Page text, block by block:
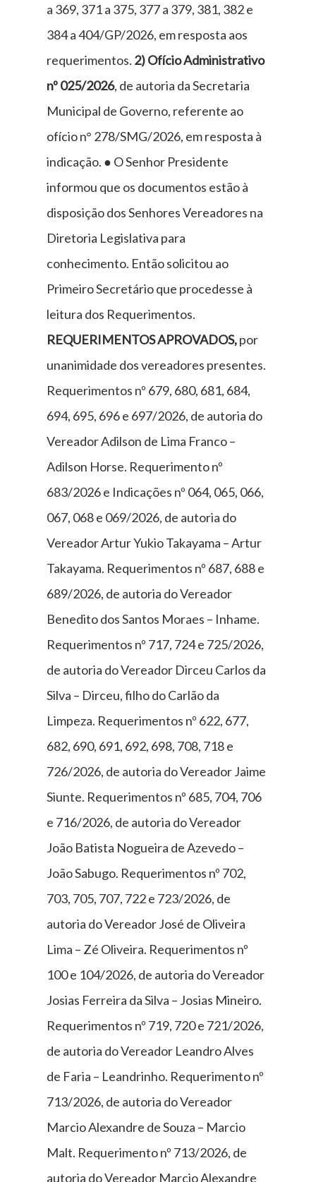
a 369, 371 a 375, 377 a 379, 381, 382 e
384 a 404/GP/2026, em resposta aos
requerimentos. 2) Ofício Administrativo
nº 025/2026, de autoria da Secretaria
Municipal de Governo, referente ao
ofício n° 278/SMG/2026, em resposta à
indicação. ● O Senhor Presidente
informou que os documentos estão à
disposição dos Senhores Vereadores na
Diretoria Legislativa para
conhecimento. Então solicitou ao
Primeiro Secretário que procedesse à
leitura dos Requerimentos.
REQUERIMENTOS APROVADOS,por
unanimidade dos vereadores presentes.
Requerimentos nº 679, 680, 681, 684,
694, 695, 696 e 697/2026, de autoria do
Vereador Adilson de Lima Franco –
Adilson Horse. Requerimento nº
683/2026 e Indicações nº 064, 065, 066,
067, 068 e 069/2026, de autoria do
Vereador Artur Yukio Takayama – Artur
Takayama. Requerimentos nº 687, 688 e
689/2026, de autoria do Vereador
Benedito dos Santos Moraes – Inhame.
Requerimentos nº 717, 724 e 725/2026,
de autoria do Vereador Dirceu Carlos da
Silva – Dirceu, filho do Carlão da
Limpeza. Requerimentos nº 622, 677,
682, 690, 691, 692, 698, 708, 718 e
726/2026, de autoria do Vereador Jaime
Siunte. Requerimentos nº 685, 704, 706
e 716/2026, de autoria do Vereador
João Batista Nogueira de Azevedo –
João Sabugo. Requerimentos nº 702,
703, 705, 707, 722 e 723/2026, de
autoria do Vereador José de Oliveira
Lima – Zé Oliveira. Requerimentos nº
100 e 104/2026, de autoria do Vereador
Josias Ferreira da Silva – Josias Mineiro.
Requerimentos nº 719, 720 e 721/2026,
de autoria do Vereador Leandro Alves
de Faria – Leandrinho. Requerimento nº
713/2026, de autoria do Vereador
Marcio Alexandre de Souza – Marcio
Malt. Requerimento nº 713/2026, de
autoria do Vereador Marcio Alexandre